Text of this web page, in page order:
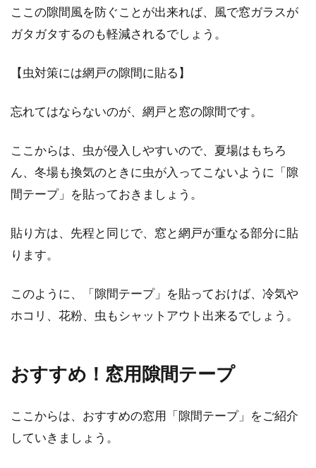
ここの隙間風を防ぐことが出来れば、風で窓ガラスが
ガタガタするのも軽減されるでしょう。
【虫対策には網戸の隙間に貼る】
忘れてはならないのが、網戸と窓の隙間です。
ここからは、虫が侵入しやすいので、夏場はもちろ
ん、冬場も換気のときに虫が入ってこないように「隙
間テープ」を貼っておきましょう。
貼り方は、先程と同じで、窓と網戸が重なる部分に貼
ります。
このように、「隙間テープ」を貼っておけば、冷気や
ホコリ、花粉、虫もシャットアウト出来るでしょう。
おすすめ！窓用隙間テープ
ここからは、おすすめの窓用「隙間テープ」をご紹介
していきましょう。